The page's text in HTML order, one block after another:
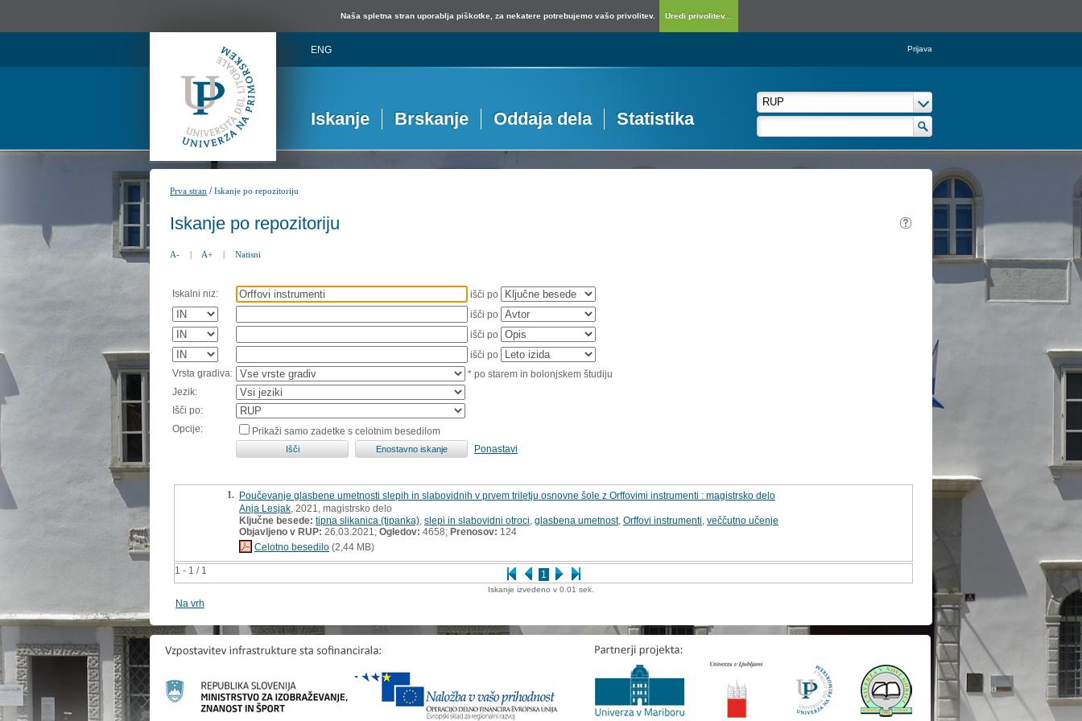
Naša spletna stran uporablja piškotke, za nekatere potrebujemo vašo privolitev. Uredi privolitev...
ENG Prijava
Iskanje Brskanje Oddaja dela Statistika
Prva stran /Iskanje po repozitoriju
Iskanje po repozitoriju
A- | A+ | Natisni
Iskalni niz:
išči po
išči po
išči po
išči po
Vrsta gradiva:
* po starem in bolonjskem študiju
Jezik:
Išči po:
Opcije:
Prikaži samo zadetke s celotnim besedilom
Ponastavi
1 - 1 / 1 1
1. Poučevanje glasbene umetnosti slepih in slabovidnih v prvem triletju osnovne šole z Orffovimi instrumenti : magistrsko delo
Anja Lesjak , 2021, magistrsko delo
Ključne besede: tipna slikanica (tipanka) slepi in slabovidni otroci glasbena umetnost, Orffovi instrumenti veččutno učenje
Objavljeno v RUP: 26.03.2021; Ogledov: 4658; Prenosov: 124
Celotno besedilo (2,44 MB)
Iskanje izvedeno v 0.01 sek.
Na vrh